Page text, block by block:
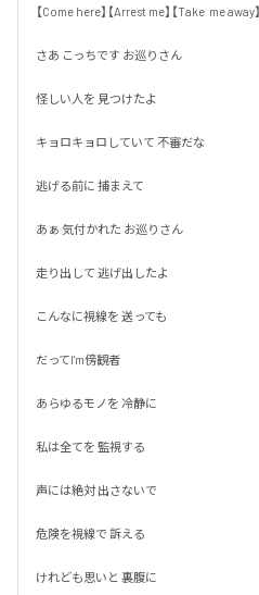
【Come here】【Arrest me】【Take  me away】
さあ こっちです お巡りさん
怪しい人を 見つけたよ
キョロキョロしていて 不審だな
逃げる前に 捕まえて
あぁ 気付かれた お巡りさん
走り出して 逃げ出したよ
こんなに視線を 送っても
だってI'm傍観者
あらゆるモノを 冷静に
私は全てを 監視する
声には絶対 出さないで
危険を視線で 訴える
けれども思いと 裏腹に